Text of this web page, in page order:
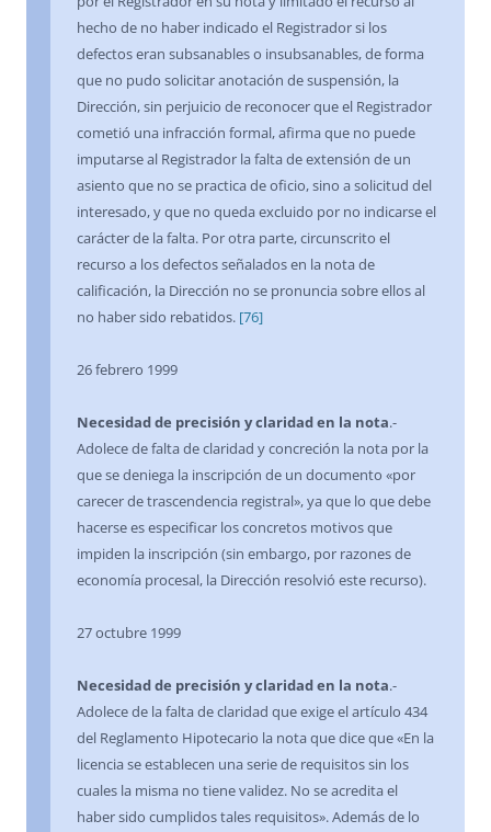
hecho de no haber indicado el Registrador si los
defectos eran subsanables o insubsanables, de forma
que no pudo solicitar anotación de suspensión, la
Dirección, sin perjuicio de reconocer que el Registrador
cometió una infracción formal, afirma que no puede
imputarse al Registrador la falta de extensión de un
asiento que no se practica de oficio, sino a solicitud del
interesado, y que no queda excluido por no indicarse el
carácter de la falta. Por otra parte, circunscrito el
recurso a los defectos señalados en la nota de
calificación, la Dirección no se pronuncia sobre ellos al
no haber sido rebatidos. [76]
26 febrero 1999
Necesidad de precisión y claridad en la nota.-
Adolece de falta de claridad y concreción la nota por la
que se deniega la inscripción de un documento «por
carecer de trascendencia registral», ya que lo que debe
hacerse es especificar los concretos motivos que
impiden la inscripción (sin embargo, por razones de
economía procesal, la Dirección resolvió este recurso).
27 octubre 1999
Necesidad de precisión y claridad en la nota.-
Adolece de la falta de claridad que exige el artículo 434
del Reglamento Hipotecario la nota que dice que «En la
licencia se establecen una serie de requisitos sin los
cuales la misma no tiene validez. No se acredita el
haber sido cumplidos tales requisitos». Además de lo